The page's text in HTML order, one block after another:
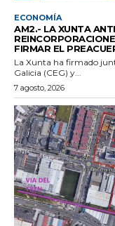
ECONOMÍA
AM2.- LA XUNTA
FIRMAR EL
La Xunta ha firmado
Galicia (CEG) y...
7 agosto, 2026